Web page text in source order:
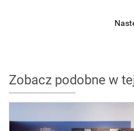
Zobacz podobne w